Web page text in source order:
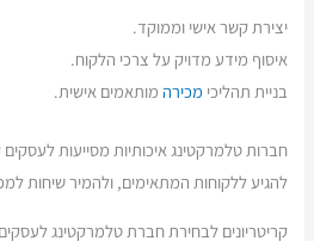
יצירת קשר אישי וממוקד.
איסוף מידע מדויק על צרכי הלקוח.
בניית תהליכי מכירה מותאמים אישית.
חברות טלמרקטינג איכותיות מסייעות
להגיע ללקוחות המתאימים, ולהמיר שיחות
קריטריונים לבחירת חברת טלמרקטינג